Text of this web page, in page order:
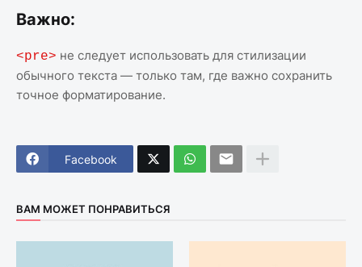
Важно:
<pre> не следует использовать для стилизации
обычного текста — только там, где важно сохранить
точное форматирование.
Facebook
ВАМ МОЖЕТ ПОНРАВИТЬСЯ